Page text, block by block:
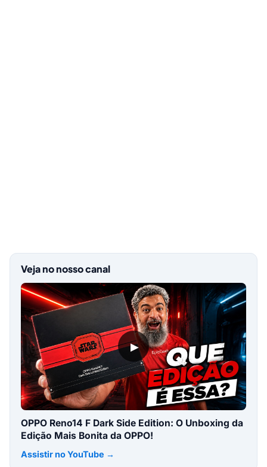
Veja no nosso canal
▶
OPPO Reno14 F Dark Side Edition: O Unboxing da
Edição Mais Bonita da OPPO!
Assistir no YouTube →